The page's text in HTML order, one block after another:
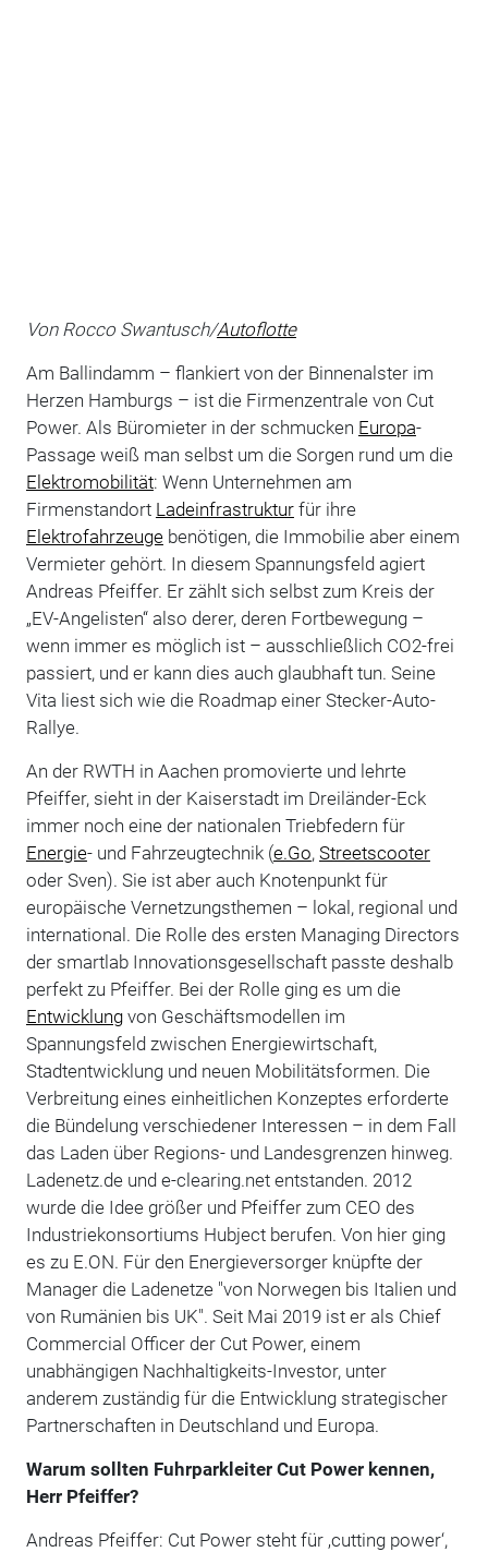
Von Rocco Swantusch/Autoflotte
Am Ballindamm – flankiert von der Binnenalster im
Herzen Hamburgs – ist die Firmenzentrale von Cut
Power. Als Büromieter in der schmucken Europa-
Passage weiß man selbst um die Sorgen rund um die
Elektromobilität: Wenn Unternehmen am
Firmenstandort Ladeinfrastrukturfür ihre
Elektrofahrzeugebenötigen, die Immobilie aber einem
Vermieter gehört. In diesem Spannungsfeld agiert
Andreas Pfeiffer. Er zählt sich selbst zum Kreis der
„EV-Angelisten“ also derer, deren Fortbewegung –
wenn immer es möglich ist – ausschließlich CO2-frei
passiert, und er kann dies auch glaubhaft tun. Seine
Vita liest sich wie die Roadmap einer Stecker-Auto-
Rallye.
An der RWTH in Aachen promovierte und lehrte
Pfeiffer, sieht in der Kaiserstadt im Dreiländer-Eck
immer noch eine der nationalen Triebfedern für
Energie- und Fahrzeugtechnik (e.Go, Streetscooter
oder Sven). Sie ist aber auch Knotenpunkt für
europäische Vernetzungsthemen – lokal, regional und
international. Die Rolle des ersten Managing Directors
der smartlab Innovationsgesellschaft passte deshalb
perfekt zu Pfeiffer. Bei der Rolle ging es um die
Entwicklungvon Geschäftsmodellen im
Spannungsfeld zwischen Energiewirtschaft,
Stadtentwicklung und neuen Mobilitätsformen. Die
Verbreitung eines einheitlichen Konzeptes erforderte
die Bündelung verschiedener Interessen – in dem Fall
das Laden über Regions- und Landesgrenzen hinweg.
Ladenetz.de und e-clearing.net entstanden. 2012
wurde die Idee größer und Pfeiffer zum CEO des
Industriekonsortiums Hubject berufen. Von hier ging
es zu E.ON. Für den Energieversorger knüpfte der
Manager die Ladenetze "von Norwegen bis Italien und
von Rumänien bis UK". Seit Mai 2019 ist er als Chief
Commercial Officer der Cut Power, einem
unabhängigen Nachhaltigkeits-Investor, unter
anderem zuständig für die Entwicklung strategischer
Partnerschaften in Deutschland und Europa.
Warum sollten Fuhrparkleiter Cut Power kennen,
Herr Pfeiffer?
Andreas Pfeiffer: Cut Power steht für ‚cutting power‘,